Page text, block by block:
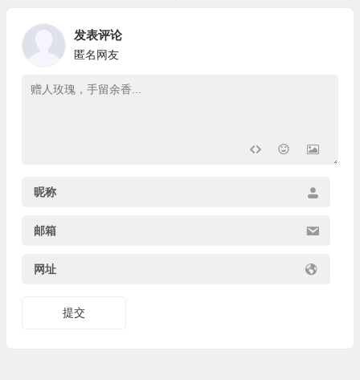
发表评论
匿名网友
昵称
邮箱
网址
提交